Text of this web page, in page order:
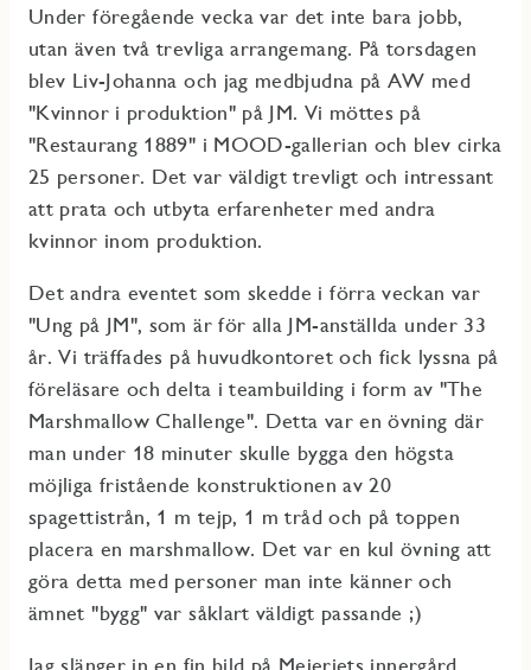
Under föregående vecka var det inte bara jobb,
utan även två trevliga arrangemang. På torsdagen
blev Liv-Johanna och jag medbjudna på AW med
"Kvinnor i produktion" på JM. Vi möttes på
"Restaurang 1889" i MOOD-gallerian och blev cirka
25 personer. Det var väldigt trevligt och intressant
att prata och utbyta erfarenheter med andra
kvinnor inom produktion.
Det andra eventet som skedde i förra veckan var
"Ung på JM", som är för alla JM-anställda under 33
år. Vi träffades på huvudkontoret och fick lyssna på
föreläsare och delta i teambuilding i form av "The
Marshmallow Challenge". Detta var en övning där
man under 18 minuter skulle bygga den högsta
möjliga fristående konstruktionen av 20
spagettistrån, 1 m tejp, 1 m tråd och på toppen
placera en marshmallow. Det var en kul övning att
göra detta med personer man inte känner och
ämnet "bygg" var såklart väldigt passande ;)
Jag slänger in en fin bild på Mejeriets innergård